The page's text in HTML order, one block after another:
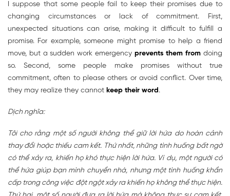
I suppose that some people fail to keep their promises due to
changing circumstances or lack of commitment. First,
unexpected situations can arise, making it difficult to fulfill a
promise. For example, someone might promise to help a friend
move, but a sudden work emergency prevents them from doing
so. Second, some people make promises without true
commitment, often to please others or avoid conflict. Over time,
they may realize they cannot keep their word.
Dịch nghĩa:
Tôi cho rằng một số người không thể giữ lời hứa do hoàn cảnh
thay đổi hoặc thiếu cam kết. Thứ nhất, những tình huống bất ngờ
có thể xảy ra, khiến họ khó thực hiện lời hứa. Ví dụ, một người có
thể hứa giúp bạn mình chuyển nhà, nhưng một tình huống khẩn
cấp trong công việc đột ngột xảy ra khiến họ không thể thực hiện.